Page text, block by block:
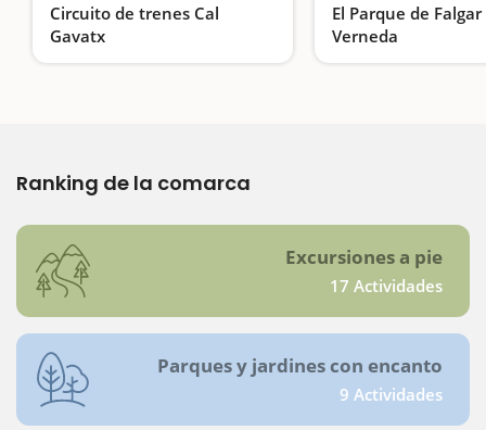
Circuito de trenes Cal
Gavatx
¡Pasajeros, al tren!
El Parque de
Verneda
Un parque con tres
Ranking de la comarca
Excursiones a pie
17 Actividades
Parques y jardines con encanto
9 Actividades